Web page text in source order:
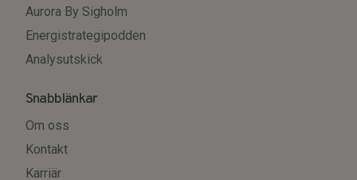
Aurora By Sigholm
Energistrategipodden
Analysutskick
Snabblänkar
Om oss
Kontakt
Karriär